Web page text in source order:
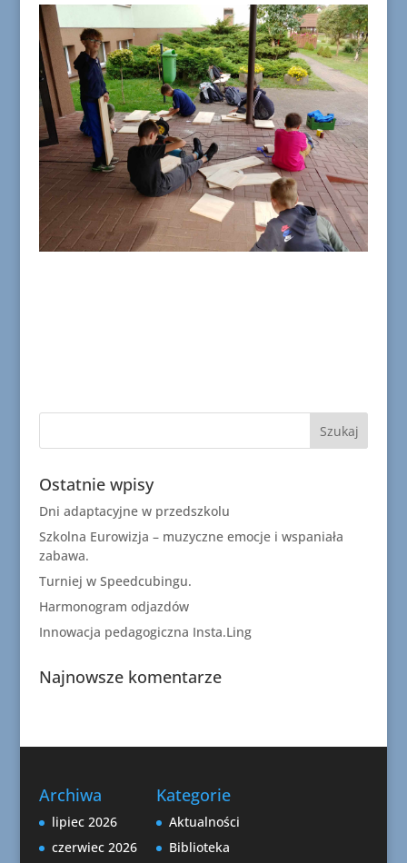
Ostatnie wpisy
Dni adaptacyjne w przedszkolu
Szkolna Eurowizja – muzyczne emocje i wspaniała
zabawa.
Turniej w Speedcubingu.
Harmonogram odjazdów
Innowacja pedagogiczna Insta.Ling
Najnowsze komentarze
Archiwa
lipiec 2026
czerwiec 2026
Kategorie
Aktualności
Biblioteka